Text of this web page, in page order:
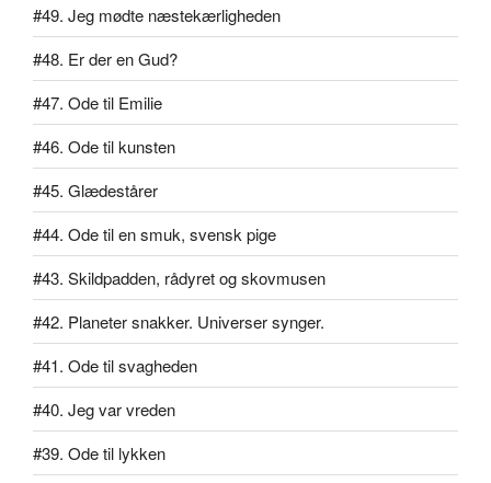
#49. Jeg mødte næstekærligheden
#48. Er der en Gud?
#47. Ode til Emilie
#46. Ode til kunsten
#45. Glædestårer
#44. Ode til en smuk, svensk pige
#43. Skildpadden, rådyret og skovmusen
#42. Planeter snakker. Universer synger.
#41. Ode til svagheden
#40. Jeg var vreden
#39. Ode til lykken